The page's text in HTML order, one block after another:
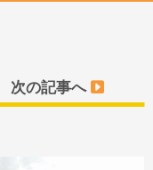
次の記事へ